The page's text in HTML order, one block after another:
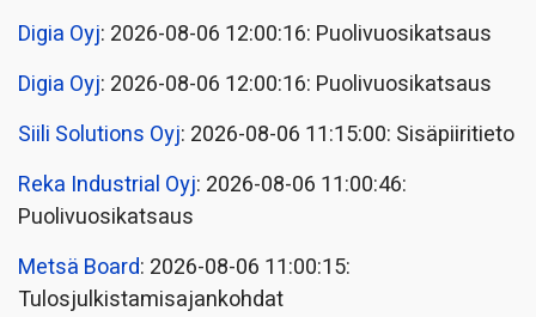
Digia Oyj: 2026-08-06 12:00:16: Puolivuosikatsaus
Digia Oyj: 2026-08-06 12:00:16: Puolivuosikatsaus
Siili Solutions Oyj: 2026-08-06 11:15:00: Sisäpiiritieto
Reka Industrial Oyj: 2026-08-06 11:00:46:
Puolivuosikatsaus
Metsä Board: 2026-08-06 11:00:15:
Tulosjulkistamisajankohdat